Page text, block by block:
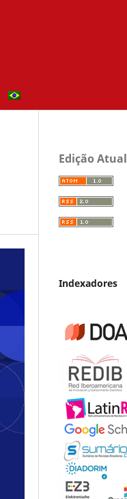
Edição Atual
Indexadores